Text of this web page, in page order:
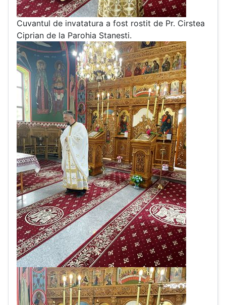
Cuvantul de invatatura a fost rostit de Pr. Cirstea
Ciprian de la Parohia Stanesti.